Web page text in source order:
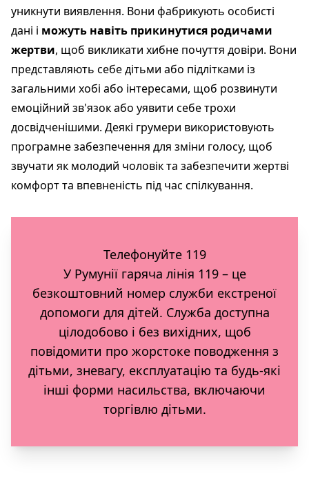
уникнути виявлення. Вони фабрикують особисті
дані і можуть навіть прикинутися родичами
жертви, щоб викликати хибне почуття довіри. Вони
представляють себе дітьми або підлітками із
загальними хобі або інтересами, щоб розвинути
емоційний зв'язок або уявити себе трохи
досвідченішими. Деякі грумери використовують
програмне забезпечення для зміни голосу, щоб
звучати як молодий чоловік та забезпечити жертві
комфорт та впевненість під час спілкування.
Телефонуйте 119
У Румунії гаряча лінія 119 – це
безкоштовний номер служби екстреної
допомоги для дітей. Служба доступна
цілодобово і без вихідних, щоб
повідомити про жорстоке поводження з
дітьми, зневагу, експлуатацію та будь-які
інші форми насильства, включаючи
торгівлю дітьми.